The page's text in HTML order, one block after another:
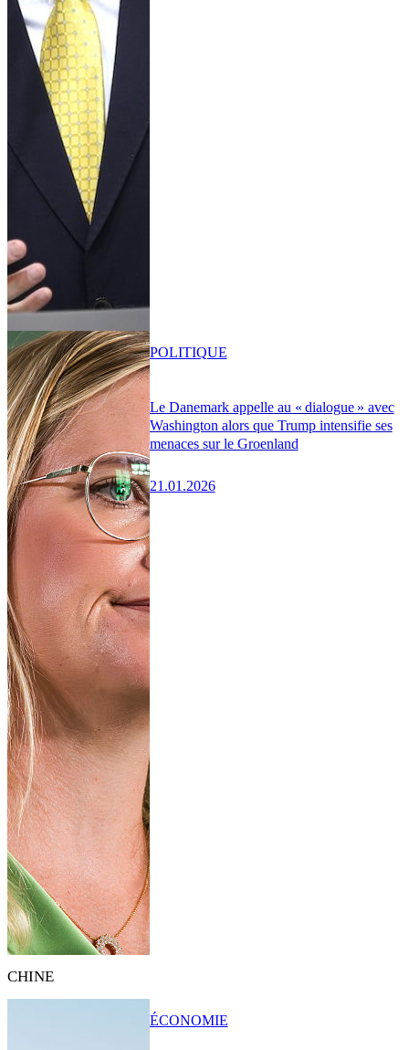
Le Danemark appelle au « dialogue » avec
Washington alors que Trump intensifie ses
menaces sur le Groenland
21.01.2026
POLITIQUE
CHINE
ÉCONOMIE